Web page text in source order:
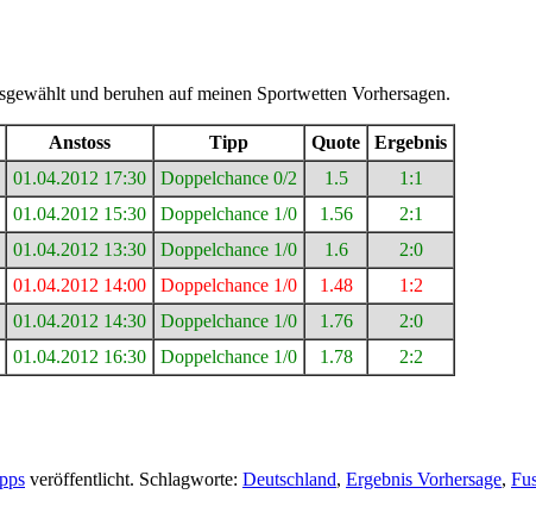
und beruhen auf meinen Sportwetten Vorhersagen.
Anstoss Tipp Quote
Ergebnis
01.04.2012 17:30 Doppelchance 0/2 1.5
1:1
01.04.2012 15:30 Doppelchance 1/0 1.56
2:1
01.04.2012 13:30 Doppelchance 1/0 1.6
2:0
01.04.2012 14:00 Doppelchance 1/0 1.48
1:2
01.04.2012 14:30 Doppelchance 1/0 1.76
2:0
01.04.2012 16:30 Doppelchance 1/0 1.78 2:2
veröffentlicht. Schlagworte: Deutschland, Ergebnis Vorhersage,